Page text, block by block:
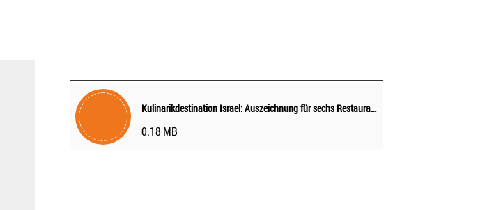
Kulinarikdestination Israel: Auszeichnung für sechs Restaurants als die Besten im Nahen Osten
0.18 MB